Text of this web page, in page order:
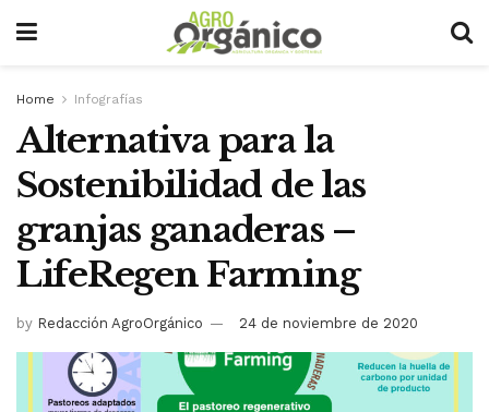
Home Infografías
Alternativa para la
Sostenibilidad de las
granjas ganaderas –
LifeRegen Farming
by Redacción AgroOrgánico 24 de noviembre de 2020